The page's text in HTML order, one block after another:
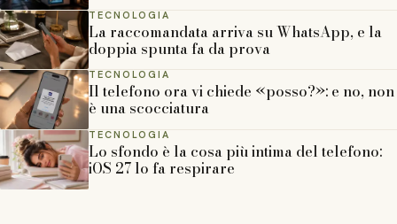
TECNOLOGIA
La raccomandata arriva su WhatsApp, e la
doppia spunta fa da prova
TECNOLOGIA
Il telefono ora vi chiede «posso?»: e no, non
è una scocciatura
TECNOLOGIA
Lo sfondo è la cosa più intima del telefono:
iOS 27 lo fa respirare